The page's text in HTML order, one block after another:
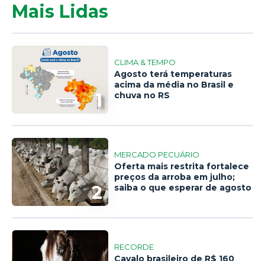
Mais Lidas
1
CLIMA & TEMPO
Agosto terá temperaturas
acima da média no Brasil e
chuva no RS
2
MERCADO PECUÁRIO
Oferta mais restrita fortalece
preços da arroba em julho;
saiba o que esperar de agosto
RECORDE
Cavalo brasileiro de R$ 160